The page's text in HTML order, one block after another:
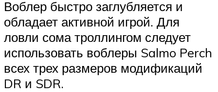
Воблер быстро заглубляется и
обладает активной игрой. Для
ловли сома троллингом следует
использовать воблеры Salmo Perch
всех трех размеров модификаций
DR и SDR.